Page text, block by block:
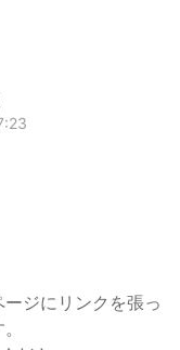
ジにリンクを張っ